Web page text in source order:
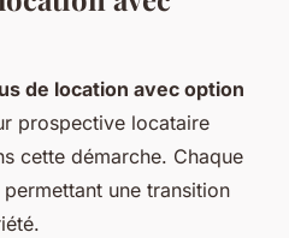
de location avec option
prospective locataire
cette démarche. Chaque
une transition